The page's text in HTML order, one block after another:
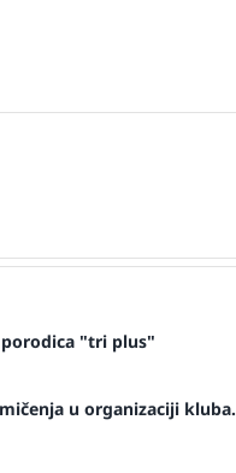
porodica "tri plus"
u organizaciji kluba.